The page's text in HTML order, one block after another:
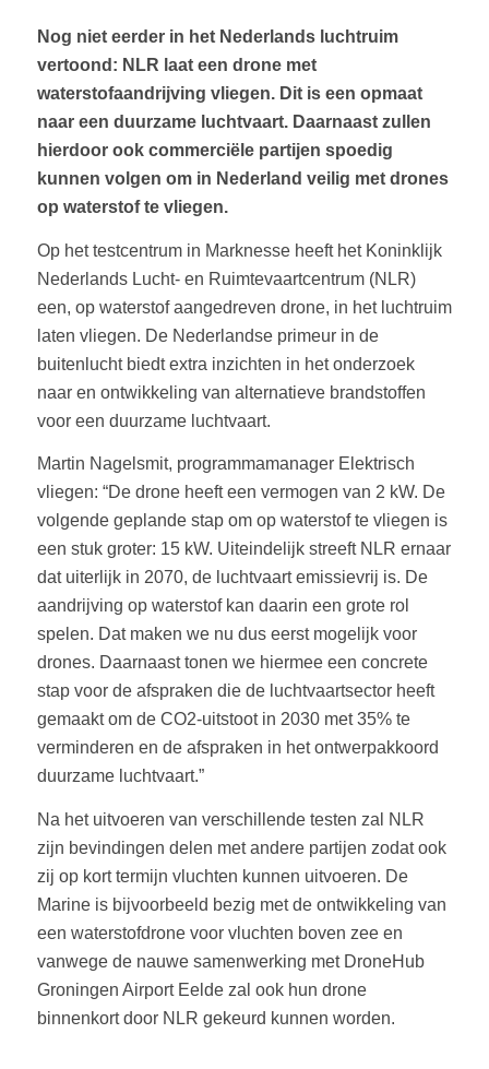
Nog niet eerder in het Nederlands luchtruim
vertoond: NLR laat een drone met
waterstofaandrijving vliegen. Dit is een opmaat
naar een duurzame luchtvaart. Daarnaast zullen
hierdoor ook commerciële partijen spoedig
kunnen volgen om in Nederland veilig met drones
op waterstof te vliegen.
Op het testcentrum in Marknesse heeft het Koninklijk
Nederlands Lucht- en Ruimtevaartcentrum (NLR)
een, op waterstof aangedreven drone, in het luchtruim
laten vliegen. De Nederlandse primeur in de
buitenlucht biedt extra inzichten in het onderzoek
naar en ontwikkeling van alternatieve brandstoffen
voor een duurzame luchtvaart.
Martin Nagelsmit, programmamanager Elektrisch
vliegen: “De drone heeft een vermogen van 2 kW. De
volgende geplande stap om op waterstof te vliegen is
een stuk groter: 15 kW. Uiteindelijk streeft NLR ernaar
dat uiterlijk in 2070, de luchtvaart emissievrij is. De
aandrijving op waterstof kan daarin een grote rol
spelen. Dat maken we nu dus eerst mogelijk voor
drones. Daarnaast tonen we hiermee een concrete
stap voor de afspraken die de luchtvaartsector heeft
gemaakt om de CO2-uitstoot in 2030 met 35% te
verminderen en de afspraken in het ontwerpakkoord
duurzame luchtvaart.”
Na het uitvoeren van verschillende testen zal NLR
zijn bevindingen delen met andere partijen zodat ook
zij op kort termijn vluchten kunnen uitvoeren. De
Marine is bijvoorbeeld bezig met de ontwikkeling van
een waterstofdrone voor vluchten boven zee en
vanwege de nauwe samenwerking met DroneHub
Groningen Airport Eelde zal ook hun drone
binnenkort door NLR gekeurd kunnen worden.